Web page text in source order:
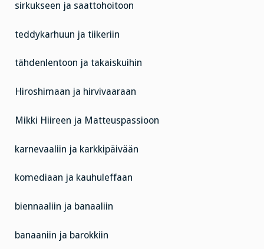
sirkukseen ja saattohoitoon
teddykarhuun ja tiikeriin
tähdenlentoon ja takaiskuihin
Hiroshimaan ja hirvivaaraan
Mikki Hiireen ja Matteuspassioon
karnevaaliin ja karkkipäivään
komediaan ja kauhuleffaan
biennaaliin ja banaaliin
banaaniin ja barokkiin